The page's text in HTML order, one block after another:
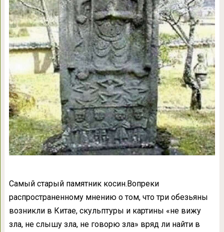
Самый старый памятник косин.Вопреки
распространенному мнению о том, что три обезьяны
возникли в Китае, скульптуры и картины «не вижу
зла, не слышу зла, не говорю зла» вряд ли найти в